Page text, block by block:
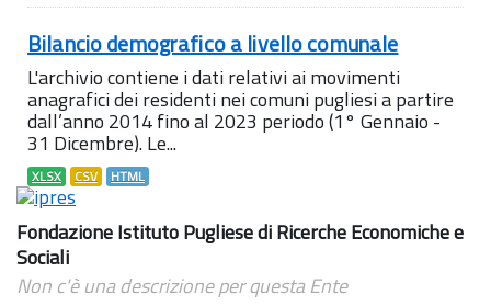
Bilancio demografico a livello comunale
L'archivio contiene i dati relativi ai movimenti
anagrafici dei residenti nei comuni pugliesi a partire
dall’anno 2014 fino al 2023 periodo (1° Gennaio -
31 Dicembre). Le...
XLSX CSV HTML
Fondazione Istituto Pugliese di Ricerche Economiche e
Sociali
Non c'è una descrizione per questa Ente